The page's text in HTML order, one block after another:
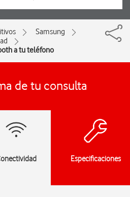
Samsung
a tu teléfono
de tu consulta
Especificaciones